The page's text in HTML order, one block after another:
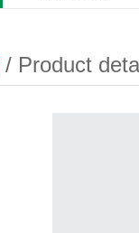
/ Product